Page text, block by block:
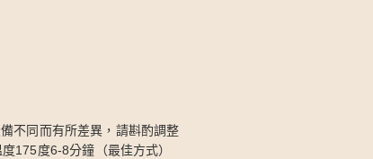
不同而有所差異，請斟酌調整
175度6-8分鐘（最佳方式）